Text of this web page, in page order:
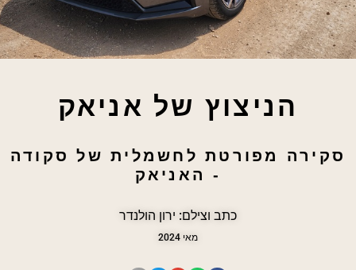
הניצוץ של אניאק
סקירה מפורטת לחשמלית של סקודה
- האניאק
כתב וצילם: ירון הולנדר
מאי 2024